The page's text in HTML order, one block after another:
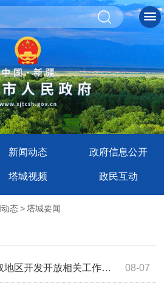
新闻动态 政府信息公开
塔城视频 政民互动
态>塔城要闻
08-07
平台 聚力办好巴克图论坛 为地区打造对外开放新高地提供坚实支撑